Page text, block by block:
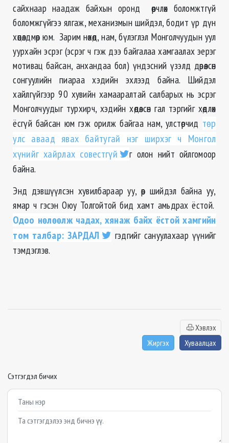
сайхнаар наадаж байхын оронд өөрчлөх боломжтгүй
боломжгүйгээ ялгаж, механизмын шийдэл, бодит үр дүн
хөөцөлдмөөр юм. Зарим нөхөд, нам, бүлэглэл Монголчуудын уул
уурхайн эсрэг (эсрэг ч гэж дээ байгалаа хамгаалах эерэг
мотивац байсан, анхандаа бол) үндэсний үзэлд дөрөөлсөн
сонгуулийн пиараа хэдийн эхлээд байна. Шийдэл
хайлгүйгээр 90 хувийн хамааралтай салбарых нь эсрэг
Монголчуудыг турхирч, хэдийн хөдөлсөн гал тэргийг хөдлөх
ёсгүй байсан юм гэж орилж байгаа нам, улстөрчид төр
улс аваад явах байтугай нэг ширхэг ч Монгол
хүнийг хайрлах совестгүй
г олон нийт ойлгомоор
байна.
Энд дэвшүүлсэн хувилбараар уу, өөр шийдэл байна уу,
ямар ч гэсэн Оюу Толгойтой бид хамт амьдрах ёстой.
Одоо нөлөөлж чадах, хянаж байх ёстой хамгийн
том талбар: ЗАРДАЛ
гэдгийг сануулахаар үүнийг
тэмдэглэв.
Хэвлэх
Жиргэх
Хуваалцах
Сэтгэгдэл бичих
Example textarea